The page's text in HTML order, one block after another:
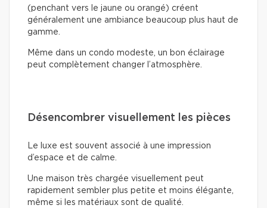
(penchant vers le jaune ou orangé) créent
généralement une ambiance beaucoup plus haut de
gamme.
Même dans un condo modeste, un bon éclairage
peut complètement changer l’atmosphère.
Désencombrer visuellement les pièces
Le luxe est souvent associé à une impression
d’espace et de calme.
Une maison très chargée visuellement peut
rapidement sembler plus petite et moins élégante,
même si les matériaux sont de qualité.